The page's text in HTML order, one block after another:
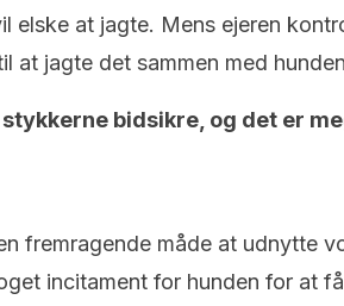
elske at jagte. Mens ejeren
at jagte det sammen med
bidsikre, og det er
fremragende måde at udnytte
incitament for hunden for at